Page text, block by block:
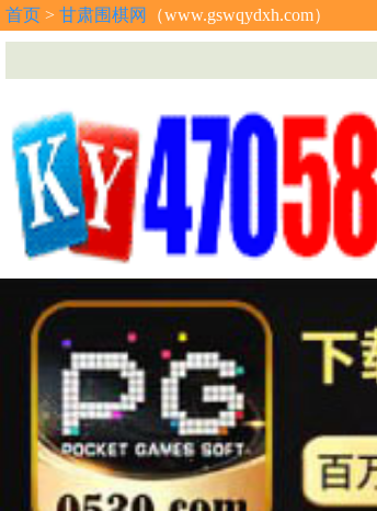
首页 > 甘肃围棋网 （www.gswqydxh.com）